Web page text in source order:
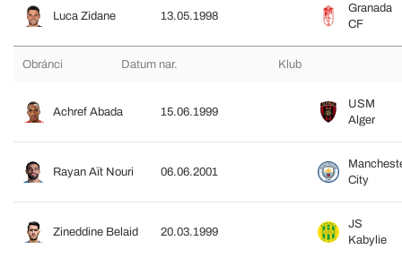
Luca Zidane 13.05.1998
Granada
CF
Obránci Datum nar. Klub
Achref Abada 15.06.1999
USM
Alger
Rayan Aït Nouri 06.06.2001
City
Zineddine Belaid 20.03.1999
JS
Kabylie